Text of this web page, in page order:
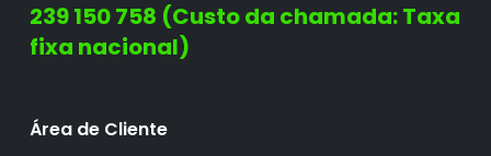
239 150 758 (Custo da chamada: Taxa
fixa nacional)
Área de Cliente